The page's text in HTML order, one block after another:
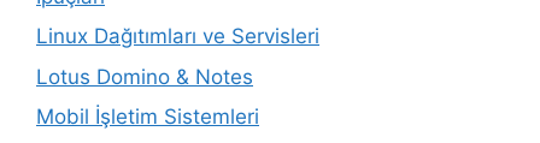
Linux Dağıtımları ve Servisleri
Lotus Domino & Notes
Mobil İşletim Sistemleri